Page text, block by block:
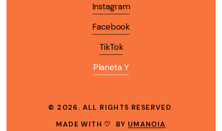
Instagram
Facebook
TikTok
Planeta Y
© 2026 . ALL RIGHTS RESERVED.
MADE WITH ♡ BY UMANOIA